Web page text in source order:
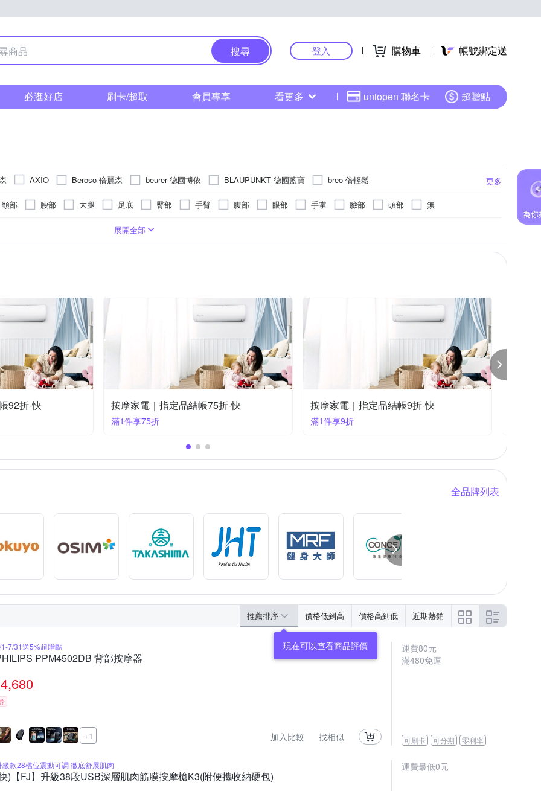
搜尋 登入 購物車 帳號綁定送
必逛好店 刷卡/超取 會員專享 看更多 uniopen 聯名卡 超贈點
更多
AXIO Beroso 倍麗森 beurer 德國博依 BLAUPUNKT 德國藍寶
breo 倍輕鬆
奇美
Concern 康生 FJ Fujitek 富士電通 Future Lab. 未來實驗室
G-PLUS 拓勤
meter
OSIM Panasonic 國際牌 PHILIPS 飛利浦 PANATEC 沛莉緹 RASTO
Renpho
月陽
東銘 輝葉 金德恩
頸部 腰部 大腿 足底 臀部 手臂 腹部 眼部 手掌 臉部 頭部 無
按摩椅墊
指壓式 轉動式
定時功能
座充式
展開全部
按摩家電｜指定品結帳95折-快
滿1件享95折
按摩家電｜指定品結帳8折-快
滿1件享8折
全品牌列表
推薦排序 價格低到高 價格高到低 近期熱銷
7/31送5%超贈點
PPM4502DB 背部按摩器
4,680
+1 加入比較 找相似
運費80元
滿480免運
可刷卡 可分期 零利率
級款28檔位震動可調 徹底舒展肌肉
)【FJ】升級38段USB深層肌肉筋膜按摩槍K3(附便攜收納硬包)
運費最低0元